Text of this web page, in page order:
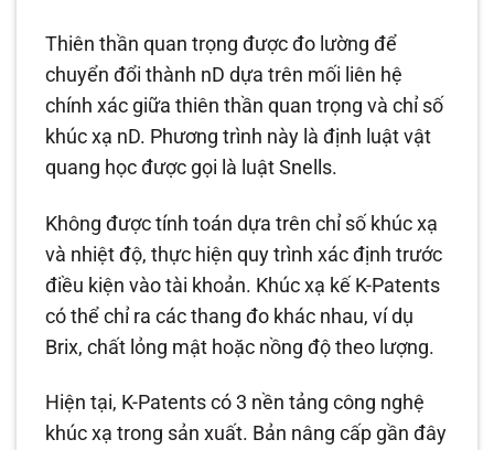
Thiên thần quan trọng được đo lường để
chuyển đổi thành nD dựa trên mối liên hệ
chính xác giữa thiên thần quan trọng và chỉ số
khúc xạ nD. Phương trình này là định luật vật
quang học được gọi là luật Snells.
Không được tính toán dựa trên chỉ số khúc xạ
và nhiệt độ, thực hiện quy trình xác định trước
điều kiện vào tài khoản. Khúc xạ kế K-Patents
có thể chỉ ra các thang đo khác nhau, ví dụ
Brix, chất lỏng mật hoặc nồng độ theo lượng.
Hiện tại, K-Patents có 3 nền tảng công nghệ
khúc xạ trong sản xuất. Bản nâng cấp gần đây